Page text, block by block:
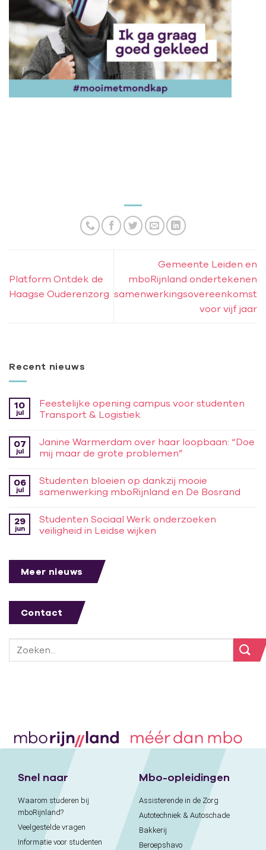
Platform Ontdek de
Haagse Ouderenzorg
Gemeente Leiden en
mboRijnland ondertekenen
samenwerkingsovereenkomst
voor vijf jaar
Recent nieuws
10
jul
Feestelijke opening campus voor studenten
Transport & Logistiek
07
jul
Janine Warmerdam over haar loopbaan: “Doe
mij maar de grote problemen”
06
jul
Studenten bloeien op dankzij mooie
samenwerking mboRijnland en De Bosrand
29
jun
Studenten Sociaal Werk onderzoeken
veiligheid in Leidse wijken
Meer nieuws
Contact
Snel naar
Waarom studeren bij
mboRijnland?
Veelgestelde vragen
Informatie voor studenten
Mbo-opleidingen
Assisterende in de Zorg
Autotechniek & Autoschade
Bakkerij
Beroepshavo